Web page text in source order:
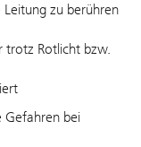
zu berühren
trotz Rotlicht bzw.
Gefahren bei